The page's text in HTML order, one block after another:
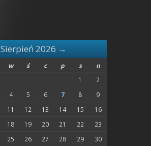
Sierpień 2026 →
w ś c p s
n
1
2
4 5 6 7 8
9
11 12 13 14 15
16
18 19 20 21 22
23
25 26 27 28 29
30